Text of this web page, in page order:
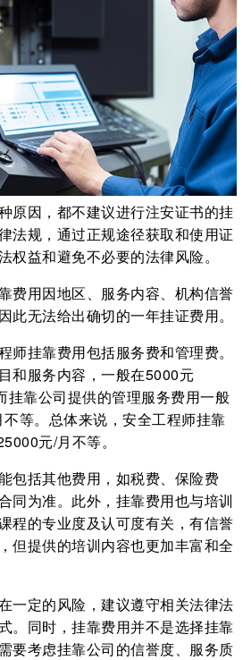
原因，都不建议进行注安证书的挂
法规，通过正规途径获取和使用证
权益和避免不必要的法律风险。
费用因地区、服务内容、机构信誉
此无法给出确切的一年挂证费用。
师挂靠费用包括服务费和管理费。
和服务内容，一般在5000元
挂靠公司提供的管理服务费用一般
等。总体来说，安全工程师挂靠
元/月不等。
包括其他费用，如税费、保险费
同为准。此外，挂靠费用也与培训
程的专业度及认可度有关，有信誉
但提供的培训内容也更加丰富和全
一定的风险，建议遵守相关法律法
。同时，挂靠费用并不是选择挂靠
要考虑挂靠公司的信誉度、服务质